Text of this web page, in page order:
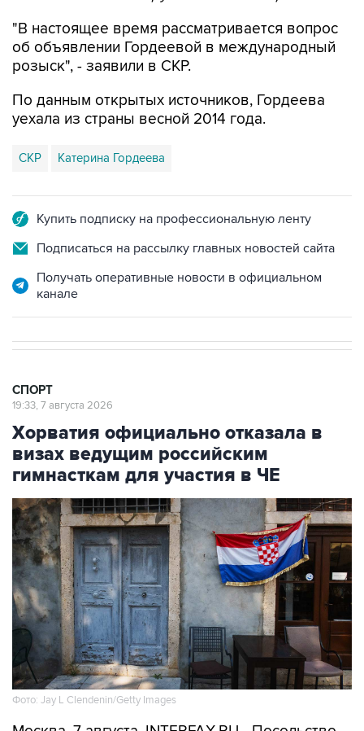
"В настоящее время рассматривается вопрос
об объявлении Гордеевой в международный
розыск", - заявили в СКР.
По данным открытых источников, Гордеева
уехала из страны весной 2014 года.
СКР Катерина Гордеева
Купить подписку на профессиональную ленту
Подписаться на рассылку главных новостей сайта
Получать оперативные новости в официальном
канале
СПОРТ
19:33, 7 августа 2026
Хорватия официально отказала в
визах ведущим российским
гимнасткам для участия в ЧЕ
Фото: Jay L Clendenin/Getty Images